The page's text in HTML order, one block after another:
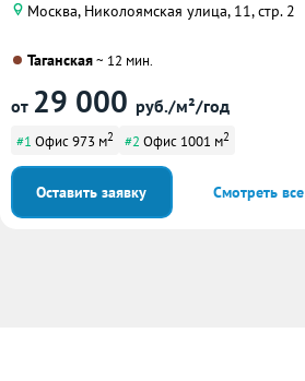
Москва, Николоямская улица, 11, стр. 2
Таганская~ 12 мин.
от 29 000 руб./м²/год
#1 Офис 973 м2 #2 Офис 1001 м2
Оставить заявку Смотреть все